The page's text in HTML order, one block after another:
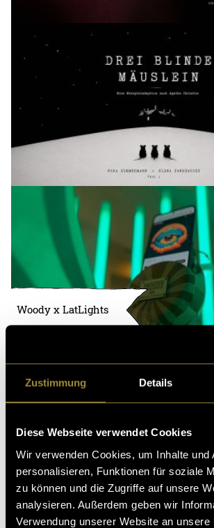
Zustimmung Details
Diese Webseite verwendet Cookies
Wir verwenden Cookies, um Inhalte und
personalisieren, Funktionen für soziale
zu können und die Zugriffe auf unsere
analysieren. Außerdem geben wir
Verwendung unserer Website an unsere
Woody x LatLights